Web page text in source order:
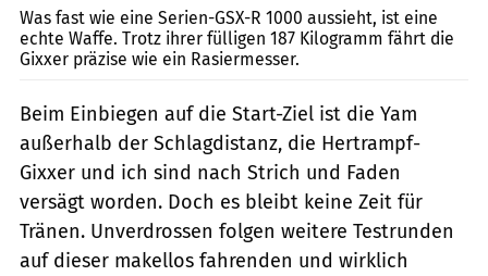
Was fast wie eine Serien-GSX-R 1000 aussieht, ist eine
echte Waffe. Trotz ihrer fülligen 187 Kilogramm fährt die
Gixxer präzise wie ein Rasiermesser.
Beim Einbiegen auf die Start-Ziel ist die Yam
außerhalb der Schlagdistanz, die Hertrampf-
Gixxer und ich sind nach Strich und Faden
versägt worden. Doch es bleibt keine Zeit für
Tränen. Unverdrossen folgen weitere Testrunden
auf dieser makellos fahrenden und wirklich